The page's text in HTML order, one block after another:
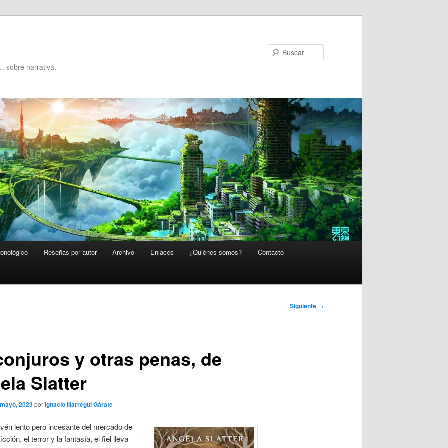
sobre narrativa.
Reseñas por autor Archivo Enlaces ¿Quiénes somos? Contacto
Siguiente →
y otras penas, de
Slatter
2023porIgnacio Illarregui Gárate
lento pero incesante del mercado de
el terror y la fantasía, el fiel lleva